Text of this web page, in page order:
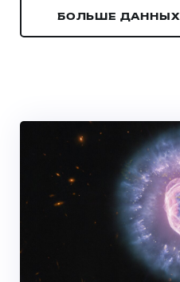
БОЛЬШЕ ДАННЫХ